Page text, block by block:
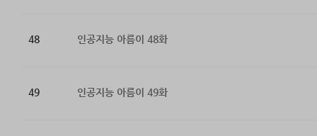
48 인공지능 아름이 48화
49 인공지능 아름이 49화